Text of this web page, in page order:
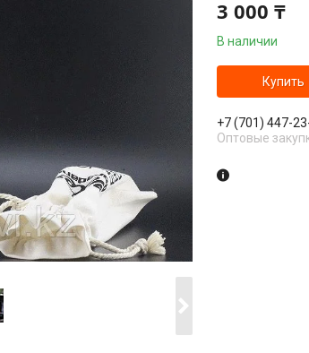
3 000 ₸
В наличии
Купить
+7 (701) 447-
Оптовые